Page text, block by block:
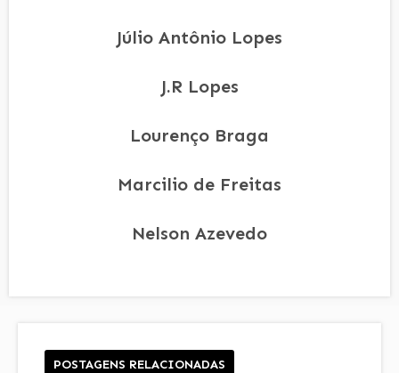
Júlio Antônio Lopes
J.R Lopes
Lourenço Braga
Marcilio de Freitas
Nelson Azevedo
POSTAGENS RELACIONADAS